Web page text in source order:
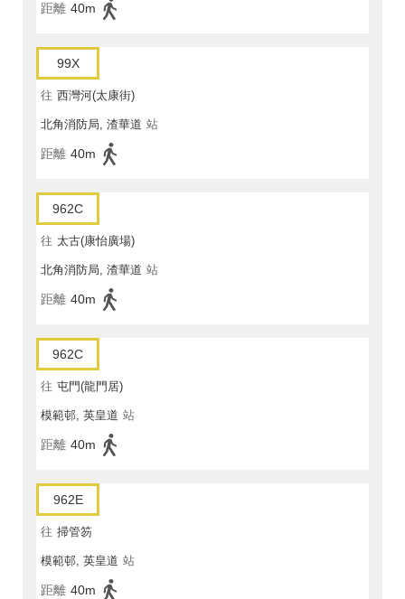
距離 40m
99X
往 西灣河(太康街)
北角消防局, 渣華道 站
距離 40m
962C
往 太古(康怡廣場)
北角消防局, 渣華道 站
距離 40m
962C
往 屯門(龍門居)
模範邨, 英皇道 站
距離 40m
962E
往 掃管笏
模範邨, 英皇道 站
距離 40m